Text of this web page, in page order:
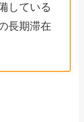
している
長期滞在